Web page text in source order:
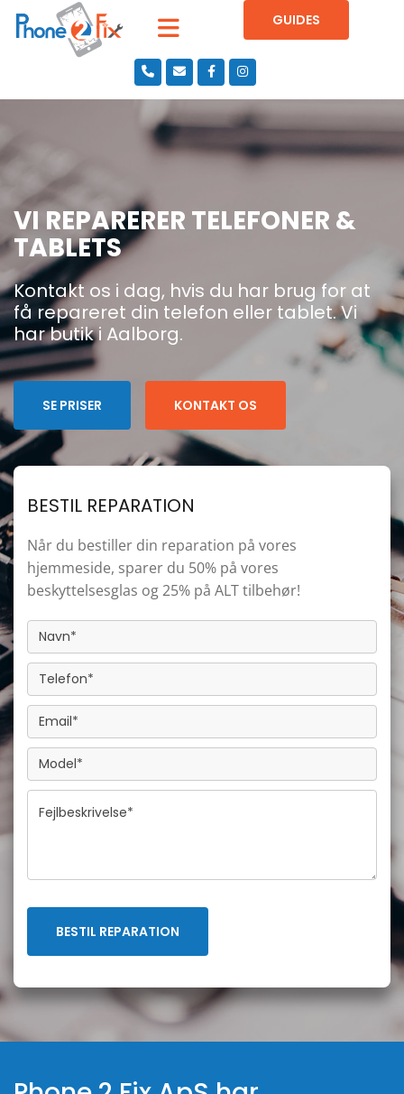
GUIDES
VI REPARERER TELEFONER &
TABLETS
Kontakt os i dag, hvis du har brug for at
få repareret din telefon eller tablet. Vi
har butik i Aalborg.
SE PRISER KONTAKT OS
BESTIL REPARATION
Når du bestiller din reparation på vores
hjemmeside, sparer du 50% på vores
beskyttelsesglas og 25% på ALT tilbehør!